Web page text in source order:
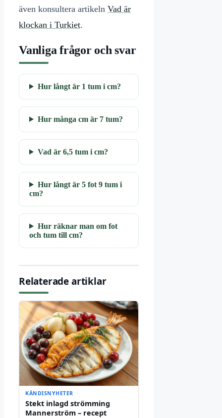
även konsultera artikeln Vad är
klockan i Turkiet.
Vanliga frågor och svar
Hur långt är 1 tum i cm?
Hur många cm är 7 tum?
Vad är 6,5 tum i cm?
Hur långt är 5 fot 9 tum i
cm?
Hur räknar man om fot
och tum till cm?
Relaterade artiklar
KÄNDISNYHETER
Stekt inlagd strömming
Mannerström – recept